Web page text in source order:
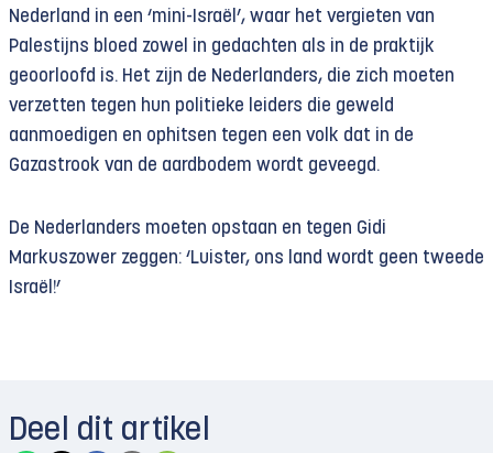
Nederland in een ‘mini-Israël’, waar het vergieten van
Palestijns bloed zowel in gedachten als in de praktijk
geoorloofd is. Het zijn de Nederlanders, die zich moeten
verzetten tegen hun politieke leiders die geweld
aanmoedigen en ophitsen tegen een volk dat in de
Gazastrook van de aardbodem wordt geveegd.
De Nederlanders moeten opstaan ​​en tegen Gidi
Markuszower zeggen: ‘Luister, ons land wordt geen tweede
Israël!’
Deel dit artikel